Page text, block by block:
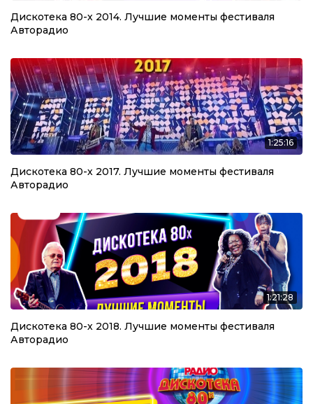
Дискотека 80-х 2014. Лучшие моменты фестиваля
Авторадио
1:25:16
Дискотека 80-х 2017. Лучшие моменты фестиваля
Авторадио
1:21:28
Дискотека 80-х 2018. Лучшие моменты фестиваля
Авторадио